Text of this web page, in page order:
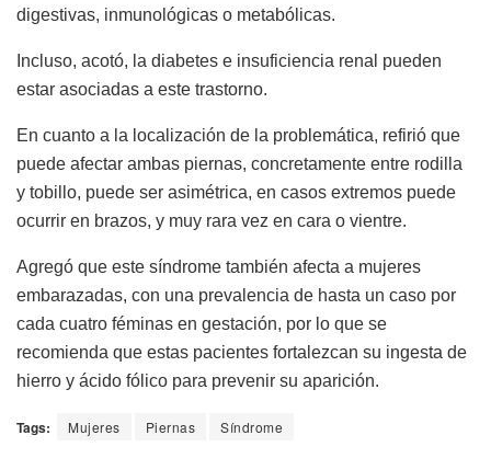
digestivas, inmunológicas o metabólicas.
Incluso, acotó, la diabetes e insuficiencia renal pueden
estar asociadas a este trastorno.
En cuanto a la localización de la problemática, refirió que
puede afectar ambas piernas, concretamente entre rodilla
y tobillo, puede ser asimétrica, en casos extremos puede
ocurrir en brazos, y muy rara vez en cara o vientre.
Agregó que este síndrome también afecta a mujeres
embarazadas, con una prevalencia de hasta un caso por
cada cuatro féminas en gestación, por lo que se
recomienda que estas pacientes fortalezcan su ingesta de
hierro y ácido fólico para prevenir su aparición.
Tags: Mujeres Piernas Síndrome